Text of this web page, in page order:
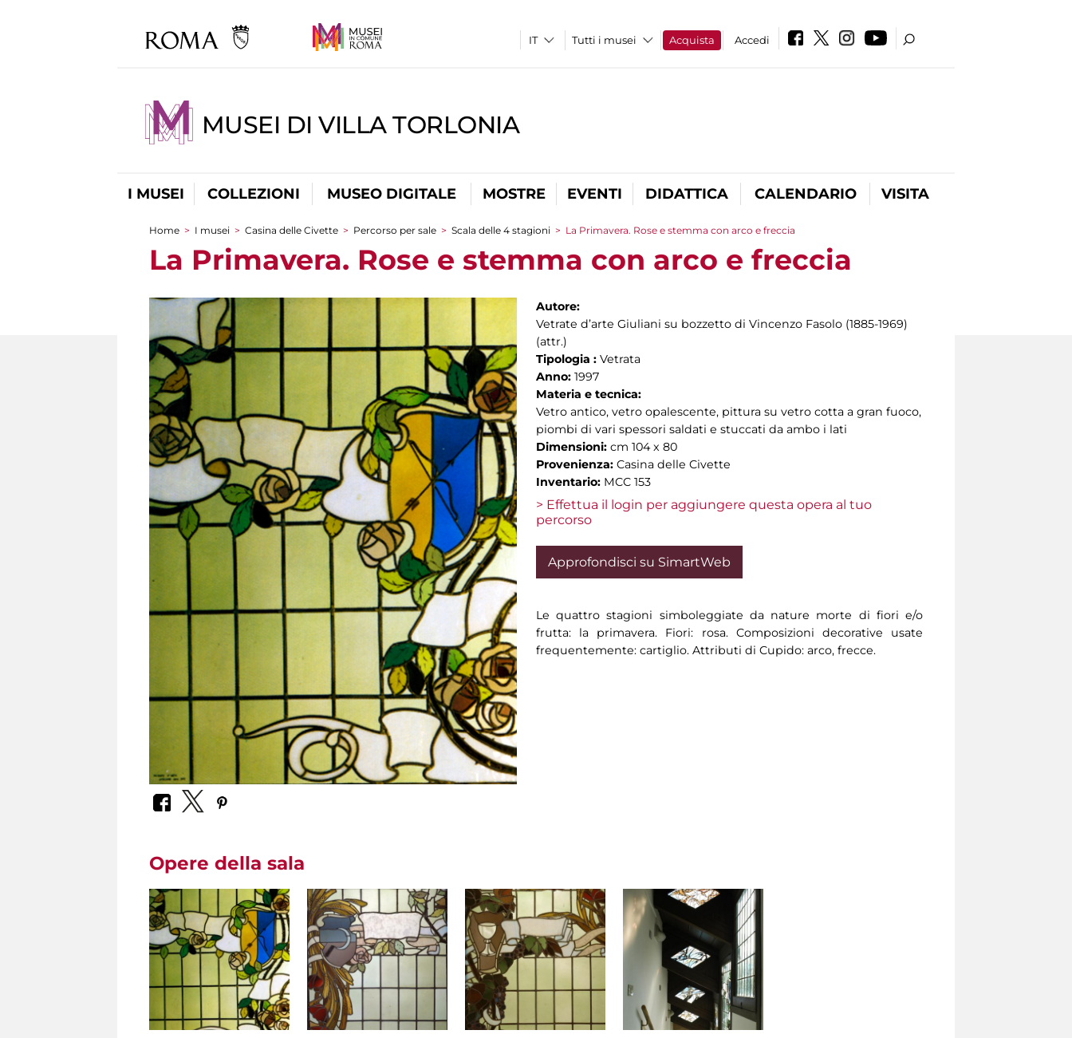
Tutti i musei Acquista Accedi
MUSEI DI VILLA TORLONIA
I MUSEI COLLEZIONI MUSEO DIGITALE MOSTRE EVENTI DIDATTICA CALENDARIO VISITA
Tu sei qui
Home > I musei > Casina delle Civette > Percorso per sale > Scala delle 4 stagioni > La Primavera. Rose e stemma con arco e freccia
La Primavera. Rose e stemma con arco e freccia
Autore:
Vetrate d’arte Giuliani su bozzetto di Vincenzo Fasolo (1885-1969)
(attr.)
Tipologia : Vetrata
Anno: 1997
Materia e tecnica:
Vetro antico, vetro opalescente, pittura su vetro cotta a gran fuoco,
piombi di vari spessori saldati e stuccati da ambo i lati
Dimensioni: cm 104 x 80
Provenienza: Casina delle Civette
Inventario: MCC 153
> Effettua il login per aggiungere questa opera al tuo
percorso
Approfondisci su SimartWeb
Le quattro stagioni simboleggiate da nature morte di fiori e/o
frutta: la primavera. Fiori: rosa. Composizioni decorative usate
frequentemente: cartiglio. Attributi di Cupido: arco, frecce.
Opere della sala